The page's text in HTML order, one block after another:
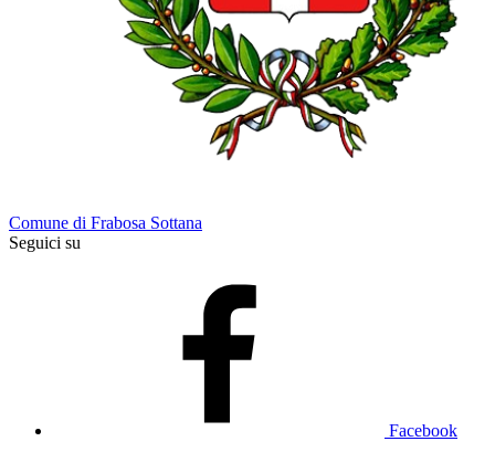
Comune di Frabosa Sottana
Seguici su
Facebook